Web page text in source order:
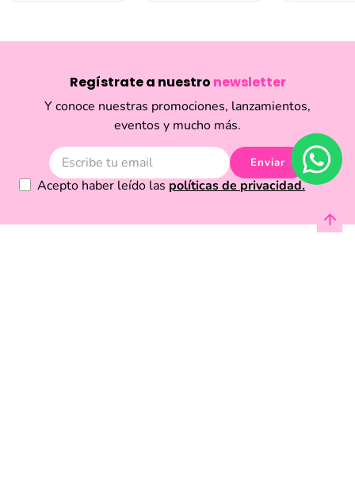
Regístrate a nuestro newsletter
Y conoce nuestras promociones, lanzamientos,
eventos y mucho más.
Enviar
Acepto haber leído las políticas de privacidad.